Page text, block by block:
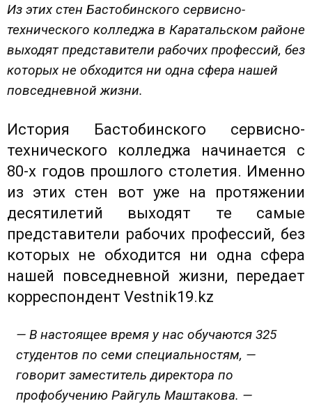
Из этих стен Бастобинского сервисно-
технического колледжа в Каратальском районе
выходят представители рабочих профессий, без
которых не обходится ни одна сфера нашей
повседневной жизни.
История Бастобинского сервисно-
технического колледжа начинается с
80-х годов прошлого столетия. Именно
из этих стен вот уже на протяжении
десятилетий выходят те самые
представители рабочих профессий, без
которых не обходится ни одна сфера
нашей повседневной жизни, передает
корреспондент Vestnik19.kz
— В настоящее время у нас обучаются 325
студентов по семи специальностям, —
говорит заместитель директора по
профобучению Райгуль Маштакова. —